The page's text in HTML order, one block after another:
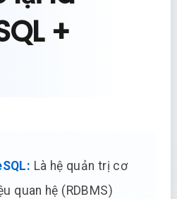
+
Là hệ quản trị cơ
quan hệ (RDBMS)